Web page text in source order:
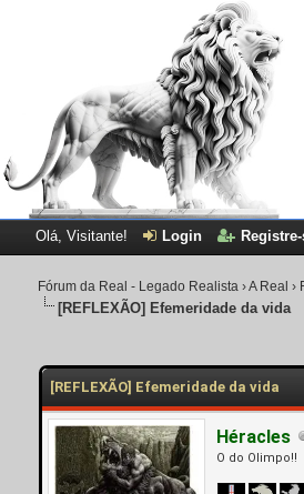
Olá, Visitante! Login Registre-
Fórum da Real - Legado Realista ›A Real ›
[REFLEXÃO] Efemeridade da vida
[REFLEXÃO] Efemeridade da vida
Héracles
O do Olimpo!!